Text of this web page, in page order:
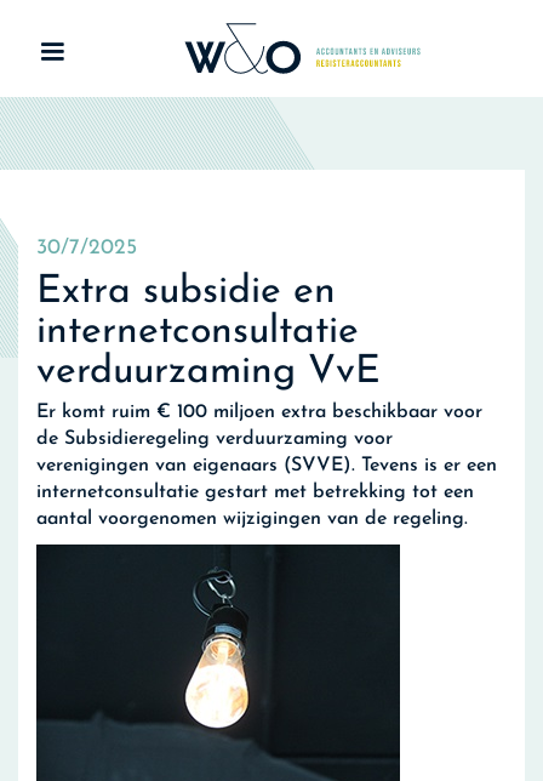
30/7/2025
Extra subsidie en
internetconsultatie
verduurzaming VvE
Er komt ruim € 100 miljoen extra beschikbaar voor
de Subsidieregeling verduurzaming voor
verenigingen van eigenaars (SVVE). Tevens is er een
internetconsultatie gestart met betrekking tot een
aantal voorgenomen wijzigingen van de regeling.